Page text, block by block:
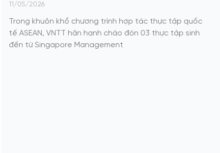
11/05/2026
Trong khuôn khổ chương trình hợp tác thực tập quốc
tế ASEAN, VNTT hân hạnh chào đón 03 thực tập sinh
đến từ Singapore Management